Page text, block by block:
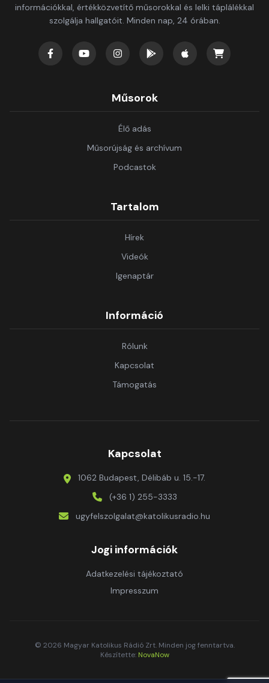
információkkal, értékközvetítő műsorokkal és lelki táplálékkal
szolgálja hallgatóit. Minden nap, 24 órában.
Műsorok
Élő adás
Műsorújság és archívum
Podcastok
Tartalom
Hírek
Videók
Igenaptár
Információ
Rólunk
Kapcsolat
Támogatás
Kapcsolat
1062 Budapest, Délibáb u. 15.-17.
(+36 1) 255-3333
ugyfelszolgalat@katolikusradio.hu
Jogi információk
Adatkezelési tájékoztató
Impresszum
© 2026 Magyar Katolikus Rádió Zrt. Minden jog fenntartva.
Készítette: NovaNow